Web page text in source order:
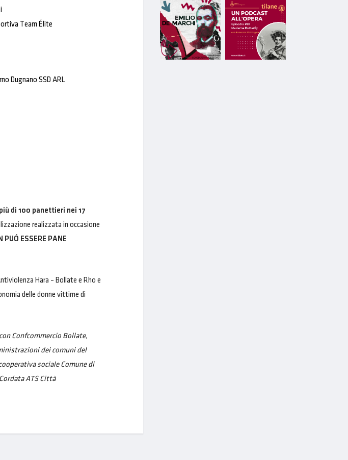
Team Élite
Dugnano SSD ARL
di 100 panettieri nei 17
realizzata in occasione
PUÓ ESSERE PANE
Hara – Bollate e Rho e
delle donne vittime di
Confcommercio Bollate,
dei comuni del
sociale Comune di
ATS Città